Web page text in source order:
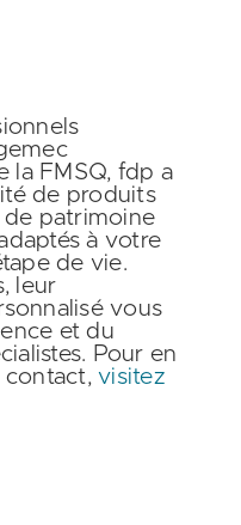
la FMSQ, fdp a
de produits
de patrimoine
à votre
de vie.
leur
vous
et du
Pour en
contact, visitez